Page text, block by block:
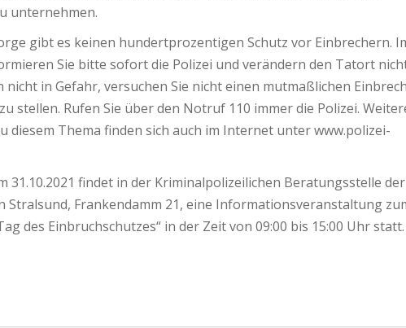
unternehmen.
gibt es keinen hundertprozentigen Schutz vor Einbrechern.
Sie bitte sofort die Polizei und verändern den Tatort
nicht in Gefahr, versuchen Sie nicht einen mutmaßlichen
stellen. Rufen Sie über den Notruf 110 immer die Polizei.
diesem Thema finden sich auch im Internet unter www.polizei-
31.10.2021 findet in der Kriminalpolizeilichen Beratungsstelle der
Stralsund, Frankendamm 21, eine Informationsveranstaltung
des Einbruchschutzes“ in der Zeit von 09:00 bis 15:00 Uhr statt.